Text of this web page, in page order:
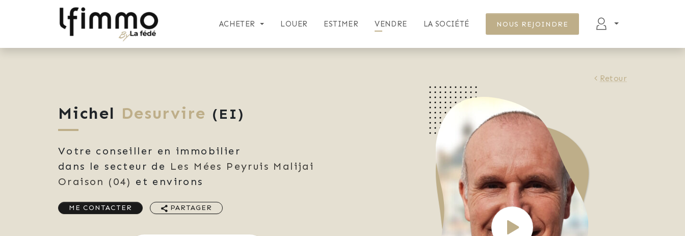
ACHETER LOUER ESTIMER VENDRE LA SOCIÉTÉ NOUS REJOINDRE
Retour
Michel Desurvire (EI)
Votre conseiller en immobilier
dans le secteur de Les Mées Peyruis Malijai
Oraison (04) et environs
ME CONTACTER PARTAGER